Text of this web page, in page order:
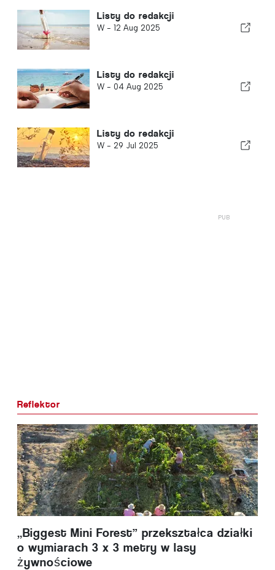
Listy do redakcji
W - 12 Aug 2025
Listy do redakcji
W - 04 Aug 2025
Listy do redakcji
W - 29 Jul 2025
Reflektor
„Biggest Mini Forest” przekształca działki
o wymiarach 3 x 3 metry w lasy
żywnościowe